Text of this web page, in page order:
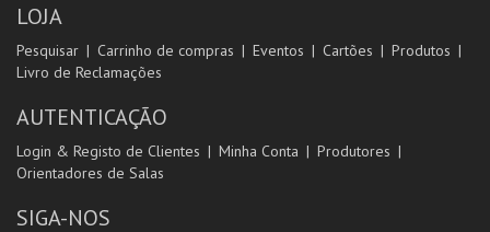
LOJA
Pesquisar Carrinho de compras Eventos Cartões
Produtos
Livro de Reclamações
AUTENTICAÇÃO
Login & Registo de Clientes Minha Conta
Produtores
Orientadores de Salas
SIGA-NOS